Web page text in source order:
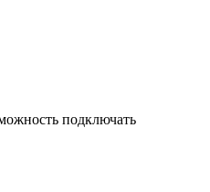
подключать